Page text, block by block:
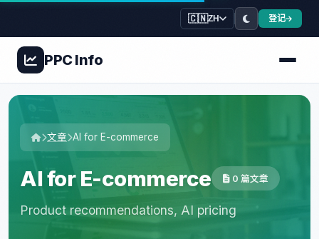
🇨🇳ZH 登记
PPCInfo
文章 AI for E-commerce
AI for E-commerce 0 篇文章
Product recommendations, AI pricing